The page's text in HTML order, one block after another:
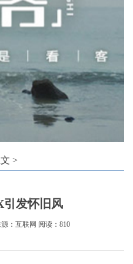
>
引发怀旧风
：互联网 阅读：810